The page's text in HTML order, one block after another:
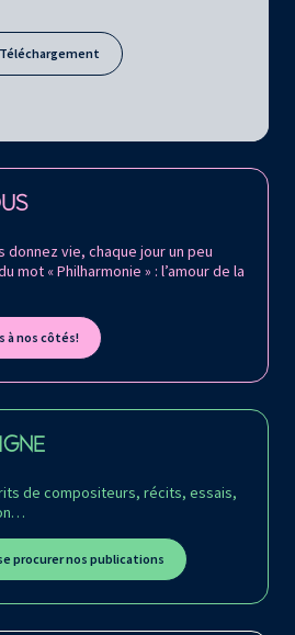
Téléchargement
donnez vie, chaque jour un peu
mot « Philharmonie » : l’amour de la
à nos côtés!
de compositeurs, récits, essais,
procurer nos publications
Paris sur